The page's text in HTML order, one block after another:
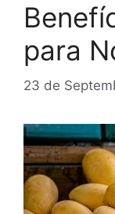
para
23 de